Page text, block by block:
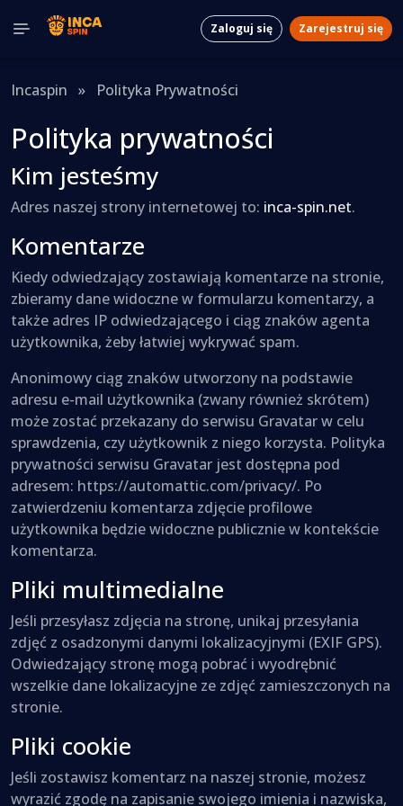
Zaloguj się Zarejestruj się
Incaspin » Polityka Prywatności
Polityka prywatności
Kim jesteśmy
Adres naszej strony internetowej to: inca-spin.net.
Komentarze
Kiedy odwiedzający zostawiają komentarze na stronie,
zbieramy dane widoczne w formularzu komentarzy, a
także adres IP odwiedzającego i ciąg znaków agenta
użytkownika, żeby łatwiej wykrywać spam.
Anonimowy ciąg znaków utworzony na podstawie
adresu e-mail użytkownika (zwany również skrótem)
może zostać przekazany do serwisu Gravatar w celu
sprawdzenia, czy użytkownik z niego korzysta. Polityka
prywatności serwisu Gravatar jest dostępna pod
adresem: https://automattic.com/privacy/. Po
zatwierdzeniu komentarza zdjęcie profilowe
użytkownika będzie widoczne publicznie w kontekście
komentarza.
Pliki multimedialne
Jeśli przesyłasz zdjęcia na stronę, unikaj przesyłania
zdjęć z osadzonymi danymi lokalizacyjnymi (EXIF GPS).
Odwiedzający stronę mogą pobrać i wyodrębnić
wszelkie dane lokalizacyjne ze zdjęć zamieszczonych na
stronie.
Pliki cookie
Jeśli zostawisz komentarz na naszej stronie, możesz
wyrazić zgodę na zapisanie swojego imienia i nazwiska,